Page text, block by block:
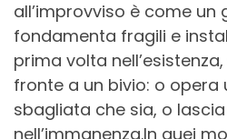
all’improvviso è come
fondamenta fragili e
prima volta
fronte a un bivio: o opera
sbagliata che sia, o
nell’immanenza.In quei